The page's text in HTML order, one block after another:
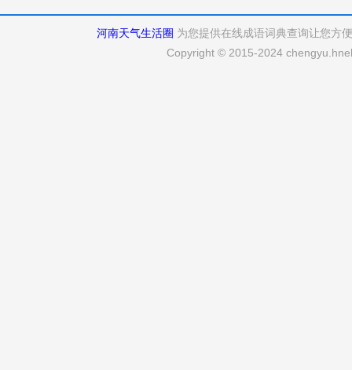
河南天气生活圈 为您提供在线成语词典查询让您方
Copyright © 2015-2024